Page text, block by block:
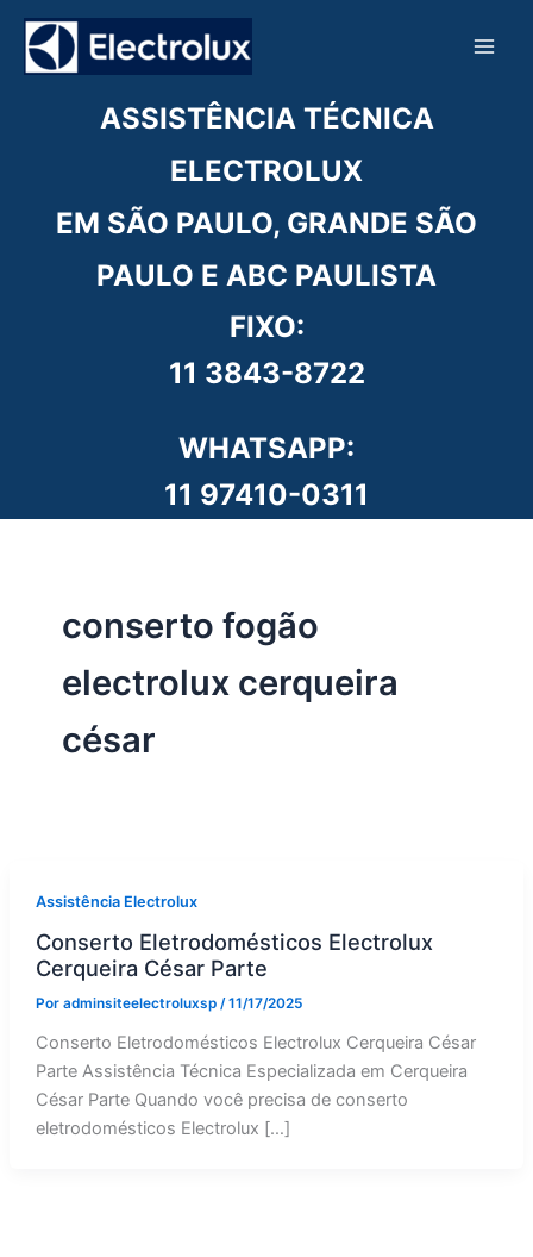
para
ASSISTÊNCIA TÉCNICA
ELECTROLUX
EM SÃO PAULO, GRANDE SÃO
PAULO E ABC PAULISTA
FIXO:
11 3843-8722
WHATSAPP:
11 97410-0311
conserto fogão
electrolux cerqueira
césar
Assistência Electrolux
Conserto Eletrodomésticos Electrolux
Cerqueira César Parte
Por adminsiteelectroluxsp /11/17/2025
Conserto Eletrodomésticos Electrolux Cerqueira César
Parte Assistência Técnica Especializada em Cerqueira
César Parte Quando você precisa de conserto
eletrodomésticos Electrolux […]